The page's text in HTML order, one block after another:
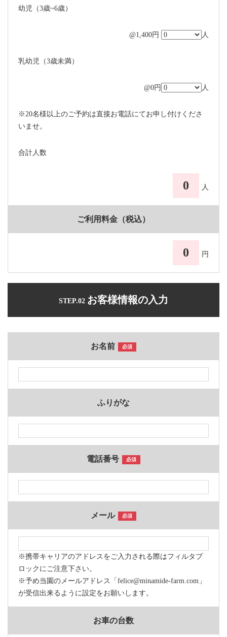
幼児（3歳~6歳）
@1,400円 人
乳幼児（3歳未満）
@0円 人
※20名様以上のご予約は直接お電話にてお申し付けくださ
いませ。
合計人数
0 人
ご利用料金（税込）
0 円
STEP.02 お客様情報の入力
お名前 必須
ふりがな
電話番号 必須
メール 必須
※携帯キャリアのアドレスをご入力される際はフィルタブ
ロックにご注意下さい。
※予め当園のメールアドレス「felice@minamide-farm.com」
が受信出来るように設定をお願いします。
お車の台数